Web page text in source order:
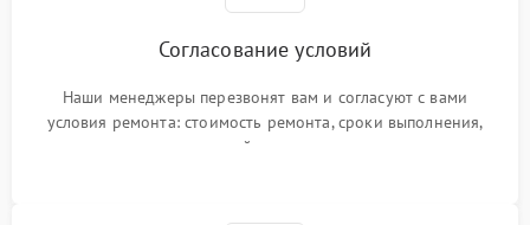
Согласование условий
Наши менеджеры перезвонят вам и согласуют с вами
условия ремонта: стоимость ремонта, сроки выполнения,
гарантийные условия